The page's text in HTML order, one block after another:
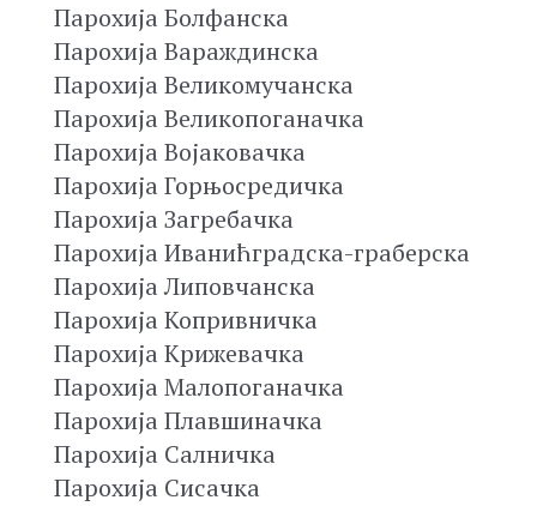
Парохија Болфанска
Парохија Вараждинска
Парохија Великомучанска
Парохија Великопоганачка
Парохија Војаковачка
Парохија Горњосредичка
Парохија Загребачка
Парохија Иванићградска-граберска
Парохија Липовчанска
Парохија Копривничка
Парохија Крижевачка
Парохија Малопоганачка
Парохија Плавшиначка
Парохија Салничка
Парохија Сисачка